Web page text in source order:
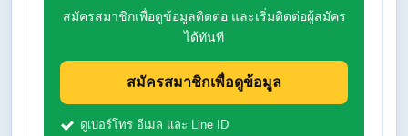
สมัครสมาชิกเพื่อดูข้อมูลติดต่อ และเริ่มติดต่อผู้สมัคร
ได้ทันที
สมัครสมาชิกเพื่อดูข้อมูล
ดูเบอร์โทร อีเมล และ Line ID